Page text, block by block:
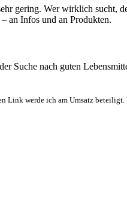
gering. Wer wirklich sucht,
an Infos und an Produkten.
Suche nach guten
Link werde ich am Umsatz